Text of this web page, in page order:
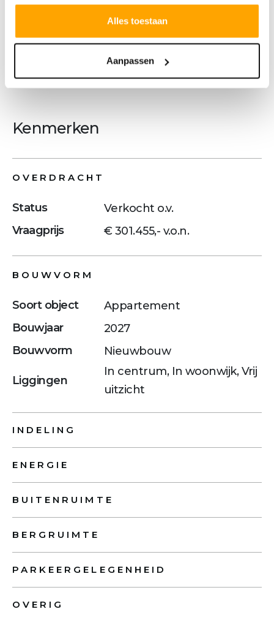
Alles toestaan
Aanpassen
contact met u opnemen indien het
bouwnummer voor u vrijkomt.
Kenmerken
OVERDRACHT
Status
Verkocht o.v.
Vraagprijs
€ 301.455,- v.o.n.
BOUWVORM
Soort object
Appartement
Bouwjaar
2027
Bouwvorm
Nieuwbouw
Liggingen
In centrum, In woonwijk, Vrij
uitzicht
INDELING
ENERGIE
BUITENRUIMTE
BERGRUIMTE
PARKEERGELEGENHEID
OVERIG